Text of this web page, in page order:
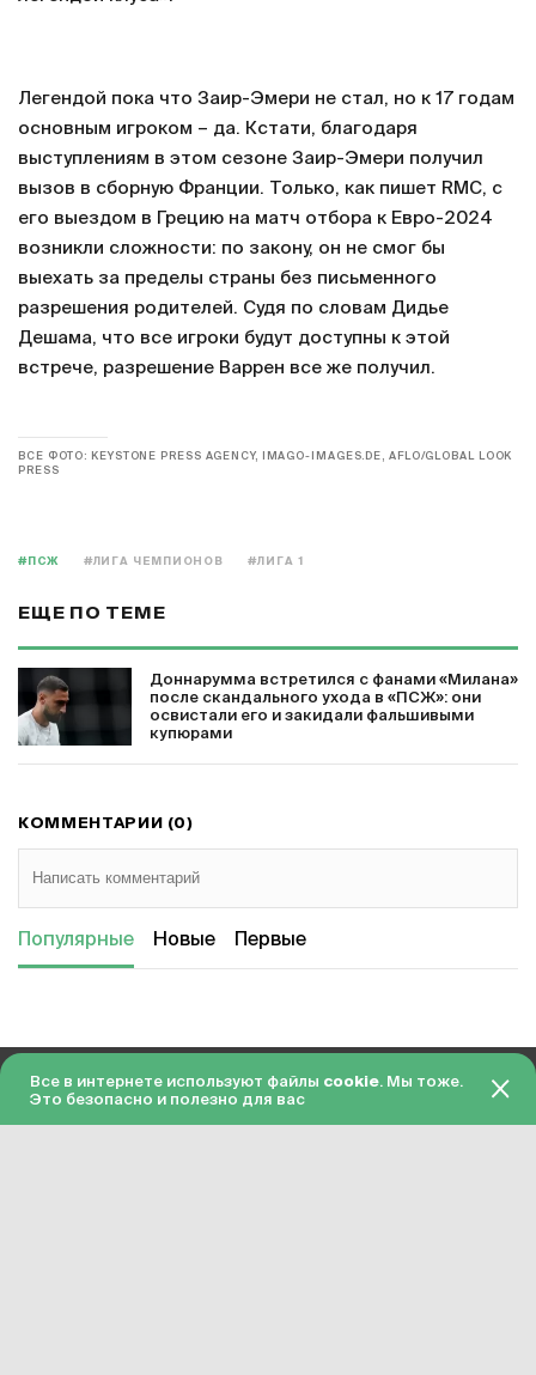
Легендой пока что Заир-Эмери не стал, но к 17 годам
основным игроком – да. Кстати, благодаря
выступлениям в этом сезоне Заир-Эмери получил
вызов в сборную Франции. Только, как пишет RMC, с
его выездом в Грецию на матч отбора к Евро-2024
возникли сложности: по закону, он не смог бы
выехать за пределы страны без письменного
разрешения родителей. Судя по словам Дидье
Дешама, что все игроки будут доступны к этой
встрече, разрешение Варрен все же получил.
ВСЕ ФОТО: KEYSTONE PRESS AGENCY, IMAGO-IMAGES.DE, AFLO/GLOBAL LOOK
PRESS
#ПСЖ #ЛИГА ЧЕМПИОНОВ #ЛИГА 1
ЕЩЕ ПО ТЕМЕ
Доннарумма встретился с фанами «Милана»
после скандального ухода в «ПСЖ»: они
освистали его и закидали фальшивыми
купюрами
КОММЕНТАРИИ (0)
Популярные Новые Первые
О проекте 18+
Все в интернете используют файлы cookie. Мы тоже.
Это безопасно и полезно для вас